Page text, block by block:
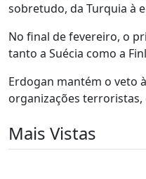
sobretudo, da Turquia à
No final de fevereiro, o
tanto a Suécia como a
Erdogan mantém o veto
organizações terroristas,
Mais Vistas